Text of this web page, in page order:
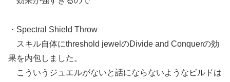
・Spectral Shield Throw
スキル自体にthreshold jewelのDivide and Conquerの効
果を内包しました。
こういうジュエルがないと話にならないようなビルドは